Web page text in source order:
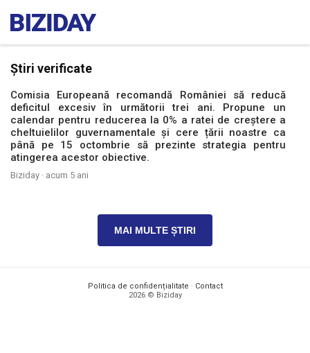
Știri verificate
Comisia Europeană recomandă României să reducă
deficitul excesiv în următorii trei ani. Propune un
calendar pentru reducerea la 0% a ratei de creștere a
cheltuielilor guvernamentale și cere țării noastre ca
până pe 15 octombrie să prezinte strategia pentru
atingerea acestor obiective.
Biziday · acum 5 ani
MAI MULTE ȘTIRI
Politica de confidențialitate · Contact
2026 © Biziday